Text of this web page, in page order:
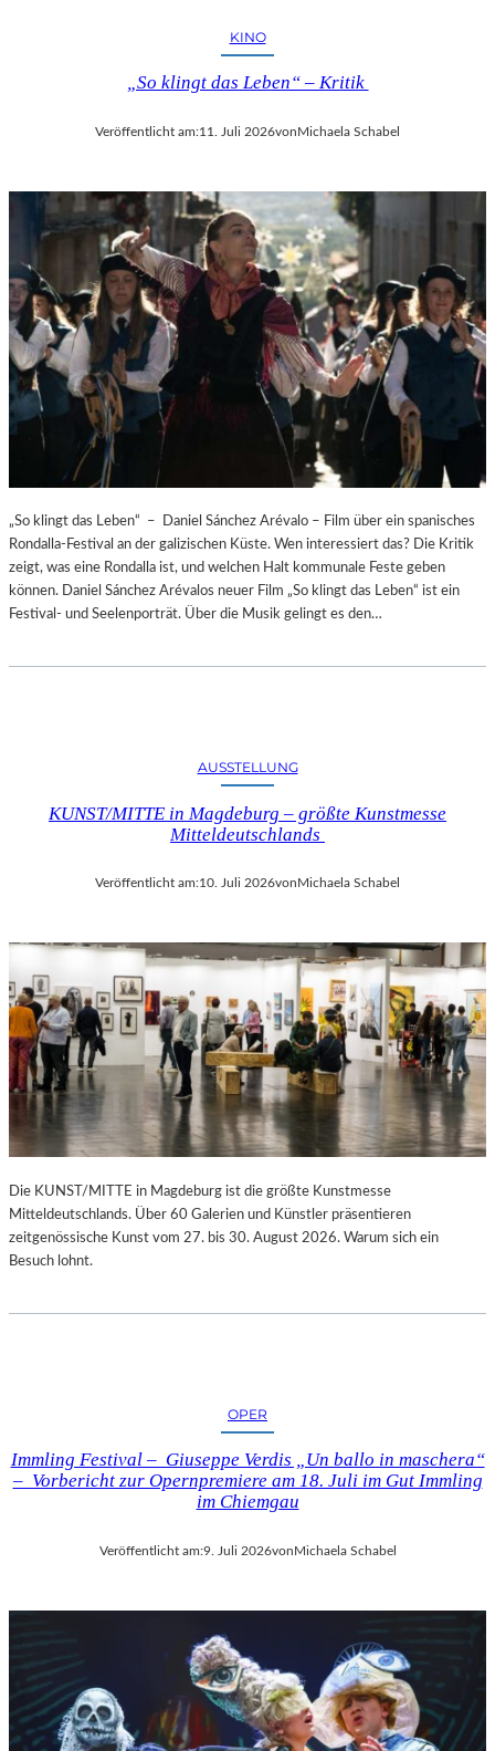
KINO
„So klingt das Leben“ – Kritik
Veröffentlicht am:11. Juli 2026vonMichaela Schabel
„So klingt das Leben“ – Daniel Sánchez Arévalo – Film über ein spanisches
Rondalla-Festival an der galizischen Küste. Wen interessiert das? Die Kritik
zeigt, was eine Rondalla ist, und welchen Halt kommunale Feste geben
können. Daniel Sánchez Arévalos neuer Film „So klingt das Leben“ ist ein
Festival- und Seelenporträt. Über die Musik gelingt es den…
AUSSTELLUNG
KUNST/MITTE in Magdeburg – größte Kunstmesse
Mitteldeutschlands
Veröffentlicht am:10. Juli 2026vonMichaela Schabel
Die KUNST/MITTE in Magdeburg ist die größte Kunstmesse
Mitteldeutschlands. Über 60 Galerien und Künstler präsentieren
zeitgenössische Kunst vom 27. bis 30. August 2026. Warum sich ein
Besuch lohnt.
OPER
Immling Festival – Giuseppe Verdis „Un ballo in maschera“
– Vorbericht zur Opernpremiere am 18. Juli im Gut Immling
im Chiemgau
Veröffentlicht am:9. Juli 2026vonMichaela Schabel